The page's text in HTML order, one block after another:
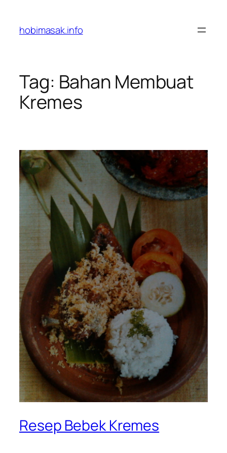
content
hobimasak.info
Tag: Bahan Membuat
Kremes
Resep Bebek Kremes